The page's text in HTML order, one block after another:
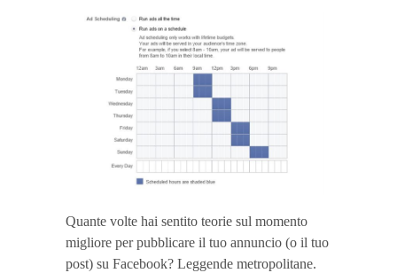
Quante volte hai sentito teorie sul momento
migliore per pubblicare il tuo annuncio (o il tuo
post) su Facebook? Leggende metropolitane.